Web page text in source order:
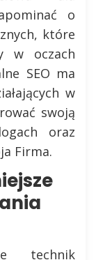
o
które
w oczach
SEO ma
w
swoją
oraz
Firma.
technik